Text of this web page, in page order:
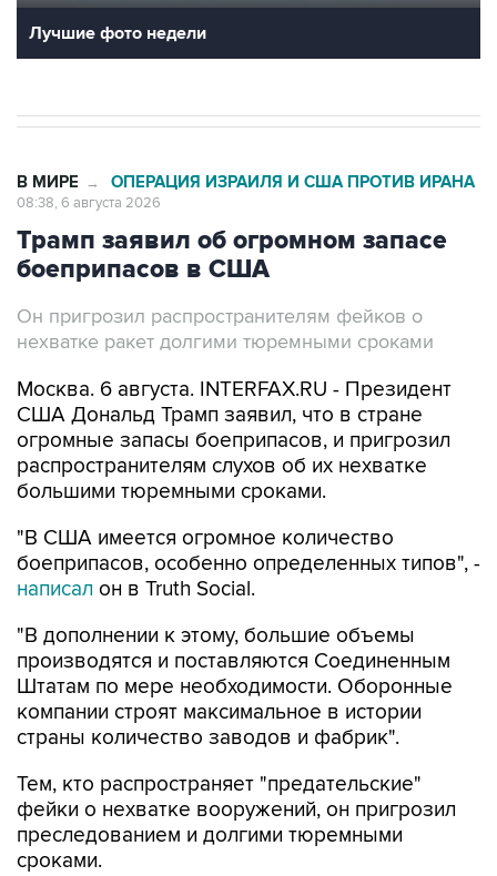
Лучшие фото недели
В МИРЕ → ОПЕРАЦИЯ ИЗРАИЛЯ И США ПРОТИВ ИРАНА
08:38, 6 августа 2026
Трамп заявил об огромном запасе
боеприпасов в США
Он пригрозил распространителям фейков о
нехватке ракет долгими тюремными сроками
Москва. 6 августа. INTERFAX.RU - Президент
США Дональд Трамп заявил, что в стране
огромные запасы боеприпасов, и пригрозил
распространителям слухов об их нехватке
большими тюремными сроками.
"В США имеется огромное количество
боеприпасов, особенно определенных типов", -
написал он в Truth Social.
"В дополнении к этому, большие объемы
производятся и поставляются Соединенным
Штатам по мере необходимости. Оборонные
компании строят максимальное в истории
страны количество заводов и фабрик".
Тем, кто распространяет "предательские"
фейки о нехватке вооружений, он пригрозил
преследованием и долгими тюремными
сроками.